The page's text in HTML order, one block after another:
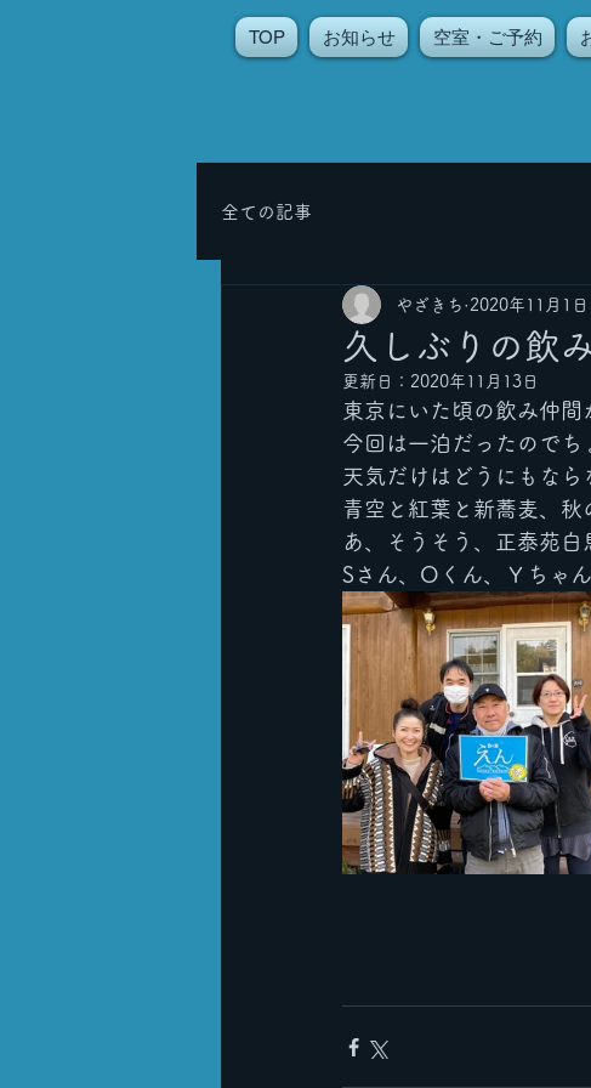
TOP お知らせ 空室・ご予約
全ての記事
久しぶりの飲
やざきち 2020年11月1日
更新日： 2020年11月13日
東京にいた頃の飲み仲間
今回は一泊だったのでち
天気だけはどうにもなら
青空と紅葉と新蕎麦、秋
あ、そうそう、正泰苑白
Sさん、Oくん、Ｙちゃ